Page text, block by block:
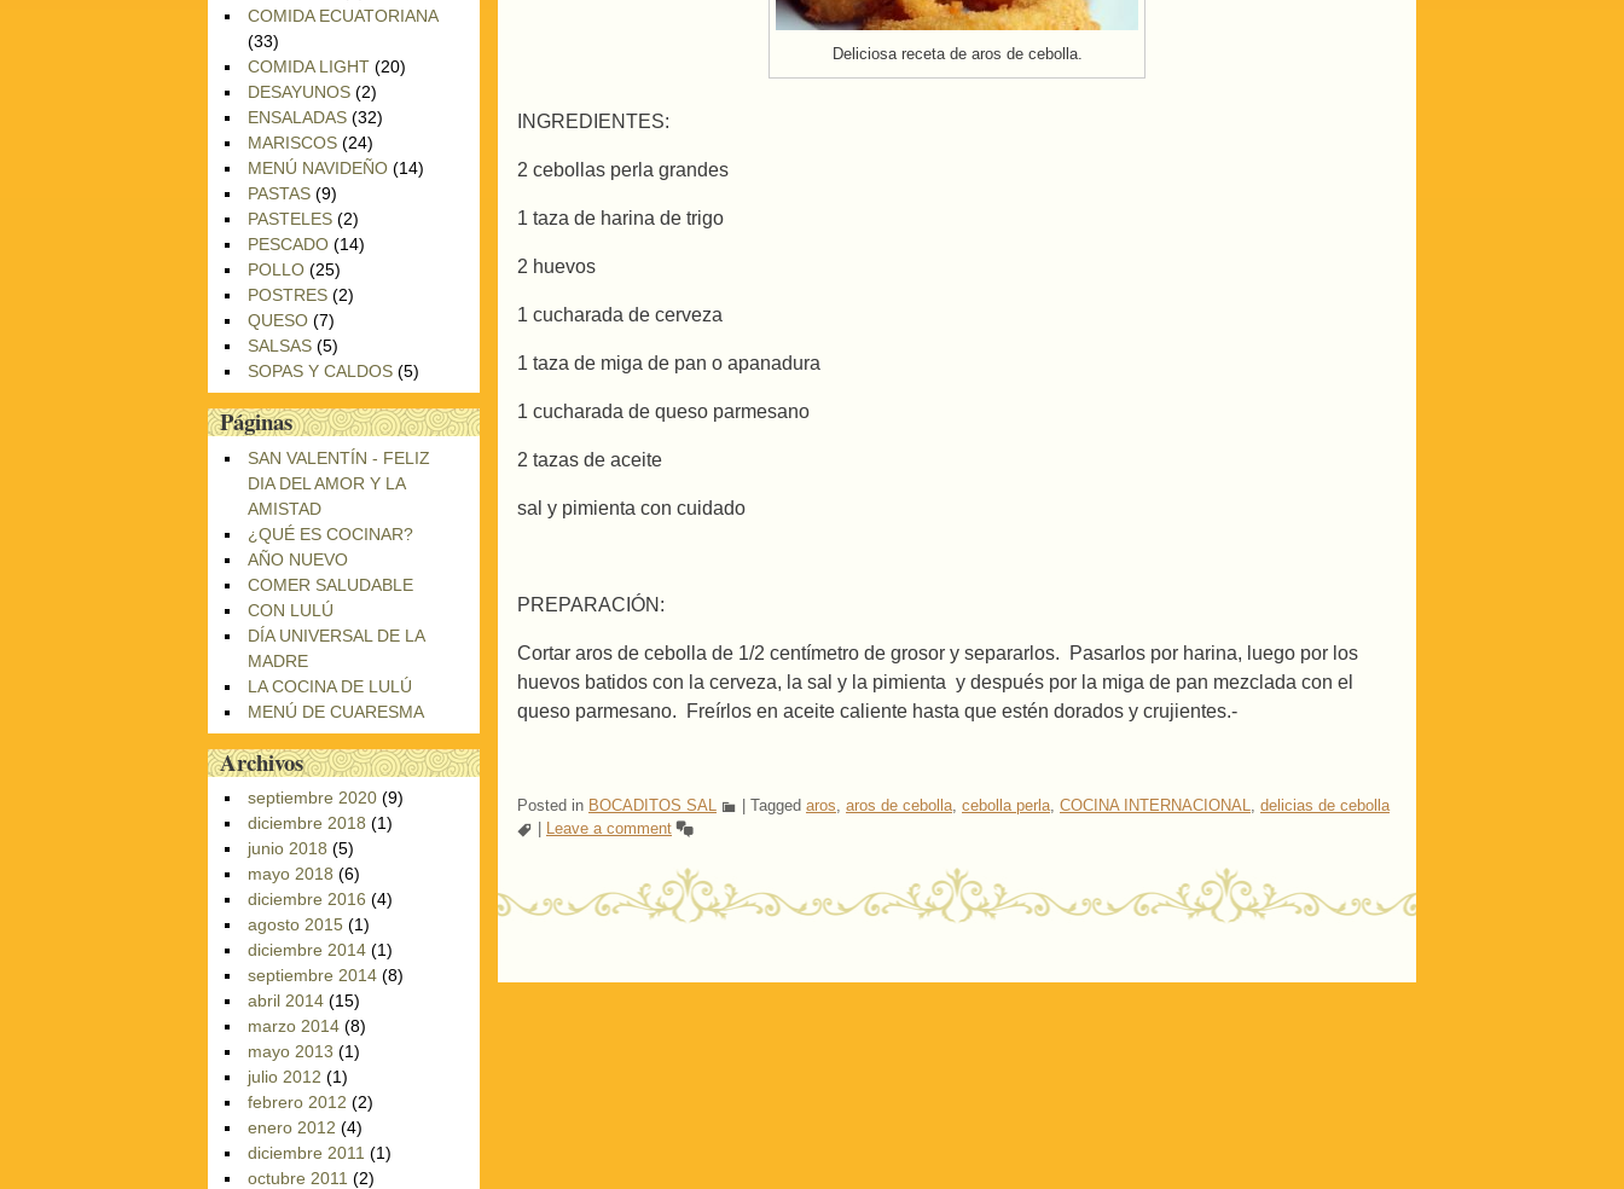
Deliciosa receta de aros de cebolla.
INGREDIENTES:
2 cebollas perla grandes
1 taza de harina de trigo
2 huevos
1 cucharada de cerveza
1 taza de miga de pan o apanadura
1 cucharada de queso parmesano
2 tazas de aceite
sal y pimienta con cuidado
PREPARACIÓN:
Cortar aros de cebolla de 1/2 centímetro de grosor y separarlos. Pasarlos por harina, luego por los
huevos batidos con la cerveza, la sal y la pimienta y después por la miga de pan mezclada con el
queso parmesano. Freírlos en aceite caliente hasta que estén dorados y crujientes.-
Posted in BOCADITOS SAL Tagged aros, aros de cebolla, cebolla perla, COCINA INTERNACIONAL, delicias de cebolla
Leave a comment
Post navigation
COMIDA ECUATORIANA
(33)
COMIDA LIGHT (20)
DESAYUNOS (2)
ENSALADAS (32)
MARISCOS (24)
MENÚ NAVIDEÑO (14)
PASTAS (9)
PASTELES (2)
PESCADO (14)
POLLO (25)
POSTRES (2)
QUESO (7)
SALSAS (5)
SOPAS Y CALDOS (5)
Páginas
SAN VALENTÍN - FELIZ
DIA DEL AMOR Y LA
AMISTAD
¿QUÉ ES COCINAR?
AÑO NUEVO
COMER SALUDABLE
CON LULÚ
DÍA UNIVERSAL DE LA
MADRE
LA COCINA DE LULÚ
MENÚ DE CUARESMA
Archivos
septiembre 2020 (9)
diciembre 2018 (1)
junio 2018 (5)
mayo 2018 (6)
diciembre 2016 (4)
agosto 2015 (1)
diciembre 2014 (1)
septiembre 2014 (8)
abril 2014 (15)
marzo 2014 (8)
mayo 2013 (1)
julio 2012 (1)
febrero 2012 (2)
enero 2012 (4)
diciembre 2011 (1)
octubre 2011 (2)